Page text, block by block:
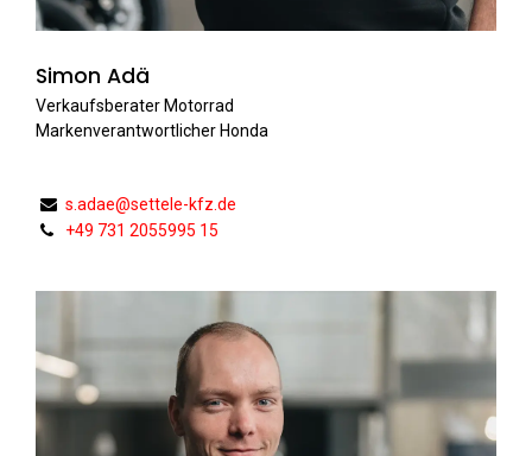
Simon Adä
Verkaufsberater Motorrad
Markenverantwortlicher Honda
s.adae@settele-kfz.de
+49 731 2055995 15